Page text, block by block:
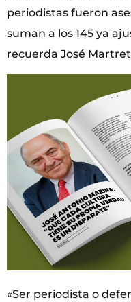
periodistas fueron
suman a los 145 ya
recuerda José
«Ser periodista o